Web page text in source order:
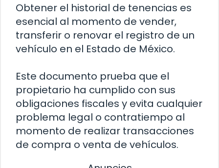
Obtener el historial de tenencias es
esencial al momento de vender,
transferir o renovar el registro de un
vehículo en el Estado de México.
Este documento prueba que el
propietario ha cumplido con sus
obligaciones fiscales y evita cualquier
problema legal o contratiempo al
momento de realizar transacciones
de compra o venta de vehículos.